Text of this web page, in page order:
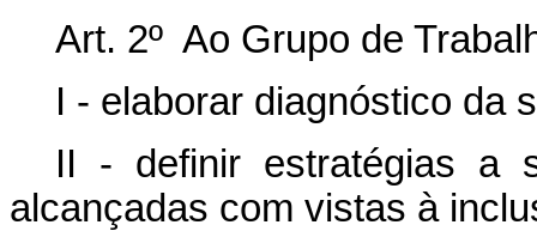
Art. 2º Ao Grupo de
I - elaborar diagnóstico da
II - definir estratégias a
alcançadas com vistas à